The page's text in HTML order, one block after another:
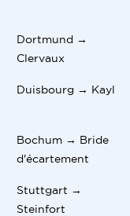
Dortmund →
Clervaux
Duisbourg → Kayl
Bochum → Bride
d'écartement
Stuttgart →
Steinfort